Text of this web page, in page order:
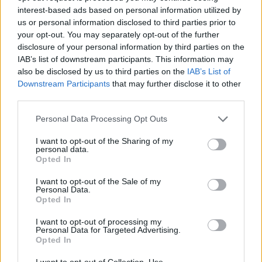
interest-based ads based on personal information utilized by
us or personal information disclosed to third parties prior to
your opt-out. You may separately opt-out of the further
disclosure of your personal information by third parties on the
IAB’s list of downstream participants. This information may
also be disclosed by us to third parties on the IAB’s List of
Downstream Participants that may further disclose it to other
Personal Data Processing Opt Outs
I want to opt-out of the Sharing of my
personal data.
Opted In
I want to opt-out of the Sale of my
Personal Data.
Opted In
I want to opt-out of processing my
Personal Data for Targeted Advertising.
Opted In
Ni som kör HEV eller PHEV ? är ni nöjda?
Senaste inlägget avkaykay för 6 minuter sedaniEl- och
hybridbilar
BMW 523i Touring E61, 2007. Hjulhuset
lägre på höger sida.
Senaste inlägget avMossan1 för 13 timmar sedaniGenerell
felsökning
Senaste inlägget avMossan1 för 14 timmar sedan
Generell
felsökning
Bestyckningsfundering. Zenith INAT 35/40
förgasare
Senaste inlägget av Mossan1 för 18 timmar sedani
Motorteknik (Avancerad)
anledning.
Senaste inlägget av